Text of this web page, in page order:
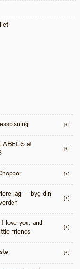
[+]
at
[+]
[+]
lag – byg din
[+]
love you, and
friends
[+]
[+]